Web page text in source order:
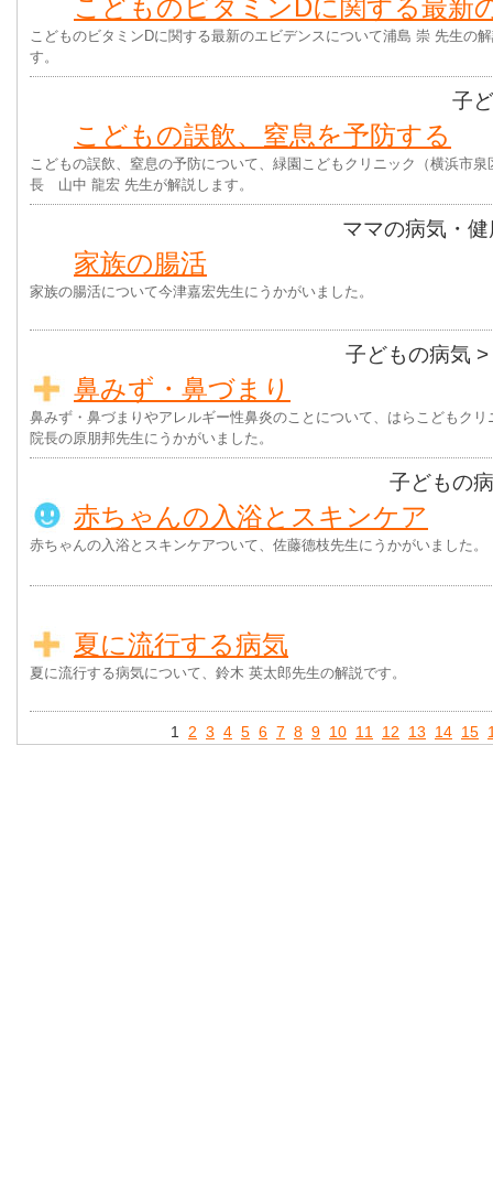
こどものビタミンDに関する最新
こどものビタミンDに関する最新のエビデンスについて浦島 崇 先生の
す。
子
こどもの誤飲、窒息を予防する
こどもの誤飲、窒息の予防について、緑園こどもクリニック（横浜市泉
長 山中 龍宏 先生が解説します。
ママの病気・健
家族の腸活
家族の腸活について今津嘉宏先生にうかがいました。
子どもの病気
鼻みず・鼻づまり
鼻みず・鼻づまりやアレルギー性鼻炎のことについて、はらこどもクリ
院長の原朋邦先生にうかがいました。
子どもの
赤ちゃんの入浴とスキンケア
赤ちゃんの入浴とスキンケアついて、佐藤德枝先生にうかがいました。
夏に流行する病気
夏に流行する病気について、鈴木 英太郎先生の解説です。
1 2 3 4 5 6 7 8 9 10 11 12 13 14 15